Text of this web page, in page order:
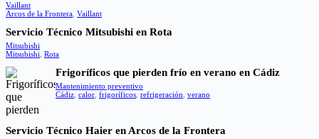
Vaillant
Arcos de la Frontera Vaillant
Servicio Técnico Mitsubishi en Rota
Mitsubishi
Mitsubishi Rota
Frigoríficos que pierden frío en verano en Cádiz
Mantenimiento preventivo
Cádiz calor frigoríficos refrigeración verano
Servicio Técnico Haier en Arcos de la Frontera